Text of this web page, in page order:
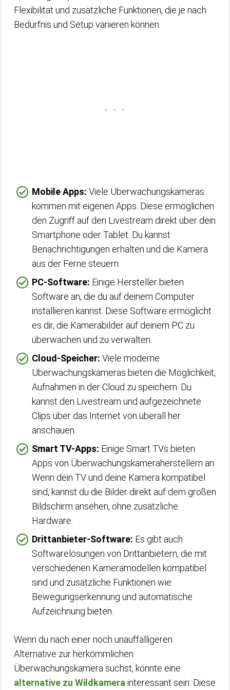
Flexibilität und zusätzliche Funktionen, die je nach
Bedürfnis und Setup variieren können.
Mobile Apps: Viele Überwachungskameras
kommen mit eigenen Apps. Diese ermöglichen
den Zugriff auf den Livestream direkt über dein
Smartphone oder Tablet. Du kannst
Benachrichtigungen erhalten und die Kamera
aus der Ferne steuern.
PC-Software: Einige Hersteller bieten
Software an, die du auf deinem Computer
installieren kannst. Diese Software ermöglicht
es dir, die Kamerabilder auf deinem PC zu
überwachen und zu verwalten.
Cloud-Speicher: Viele moderne
Überwachungskameras bieten die Möglichkeit,
Aufnahmen in der Cloud zu speichern. Du
kannst den Livestream und aufgezeichnete
Clips über das Internet von überall her
anschauen.
Smart TV-Apps: Einige Smart TVs bieten
Apps von Überwachungskameraherstellern an.
Wenn dein TV und deine Kamera kompatibel
sind, kannst du die Bilder direkt auf dem großen
Bildschirm ansehen, ohne zusätzliche
Hardware.
Drittanbieter-Software: Es gibt auch
Softwarelösungen von Drittanbietern, die mit
verschiedenen Kameramodellen kompatibel
sind und zusätzliche Funktionen wie
Bewegungserkennung und automatische
Aufzeichnung bieten.
Wenn du nach einer noch unauffälligeren
Alternative zur herkömmlichen
Überwachungskamera suchst, könnte eine
alternative zu Wildkamera interessant sein. Diese